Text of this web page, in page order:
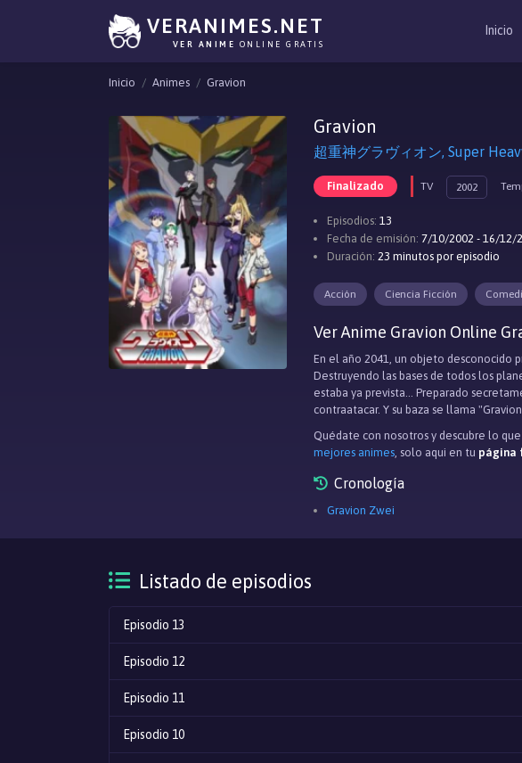
VERANIMES.NET
VER ANIME ONLINE GRATIS
Inicio
Inicio Animes Gravion
Gravion
超重神グラヴィオン, Super
Finalizado TV 2002
Episodios: 13
Fecha de emisión: 7/10/2002 - 16/12/
Duración: 23 minutos por episodio
Acción Ciencia Ficción
Ver Anime Gravion Online
En el año 2041, un objeto desconocido
Destruyendo las bases de todos los
estaba ya prevista... Preparado
contraatacar. Y su baza se llama
Quédate con nosotros y descubre lo
mejores animes, solo aqui en tu página
Cronología
Gravion Zwei
Listado de episodios
Episodio 13
Episodio 12
Episodio 11
Episodio 10